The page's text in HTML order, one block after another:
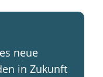
neue
in Zukunft